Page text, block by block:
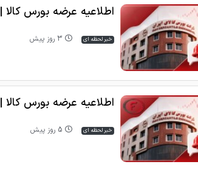
اطلاعیه عرضه بورس کالا | 12 مرداد ماه 1405
خبر لحظه ای 3 روز پیش
اطلاعیه عرضه بورس کالا | 10 مرداد ماه 1405
خبر لحظه ای 5 روز پیش